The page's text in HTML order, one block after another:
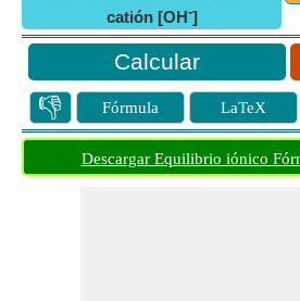
catión [OH-]
👎 Fórmula LaTeX
Descargar Equilibrio iónico